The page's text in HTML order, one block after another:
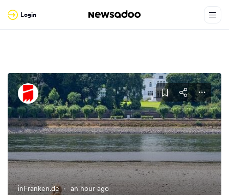
Login
inFranken.de · an hour ago